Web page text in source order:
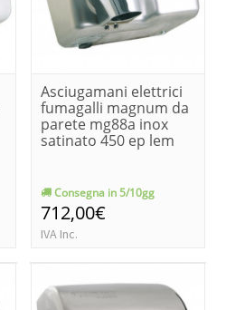
Asciugamani elettrici
fumagalli magnum da
parete mg88a inox
satinato 450 ep lem
Consegna in 5/10gg
712,00€
IVA Inc.